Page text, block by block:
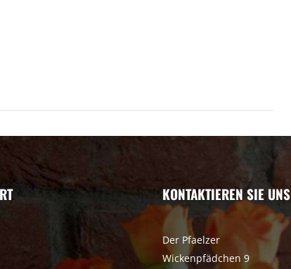
KONTAKTIEREN SIE UNS
Der Pfaelzer
Wickenpfädchen 9